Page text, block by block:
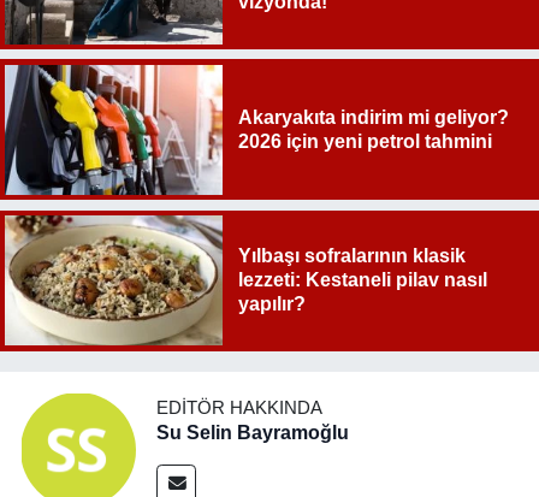
Akaryakıta indirim mi geliyor?
2026 için yeni petrol tahmini
Yılbaşı sofralarının klasik
lezzeti: Kestaneli pilav nasıl
yapılır?
EDITÖR HAKKINDA
Su Selin Bayramoğlu